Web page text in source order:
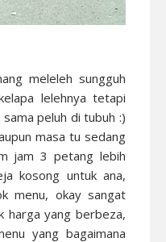
meleleh sungguh
lelehnya tetapi
peluh di tubuh :)
masa tu sedang
jam 3 petang lebih
kosong untuk ana,
menu, okay sangat
harga yang berbeza,
yang bagaimana